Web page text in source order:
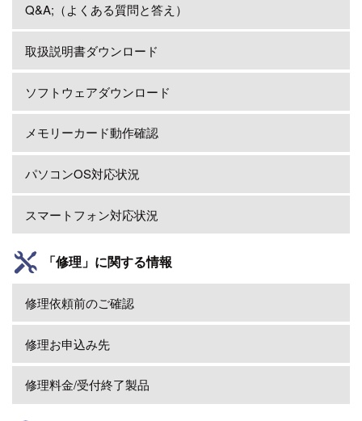
Q&A;（よくある質問と答え）
取扱説明書ダウンロード
ソフトウェアダウンロード
メモリーカード動作確認
パソコンOS対応状況
スマートフォン対応状況
「修理」に関する情報
修理依頼前のご確認
修理お申込み先
修理料金/受付終了製品